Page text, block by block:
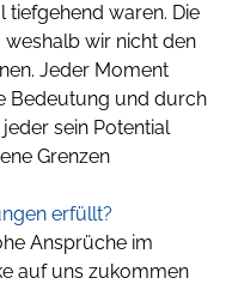
waren. Die
wir nicht den
Jeder Moment
Bedeutung und durch
sein Potential
Grenzen
erfüllt?
Ansprüche im
auf uns zukommen